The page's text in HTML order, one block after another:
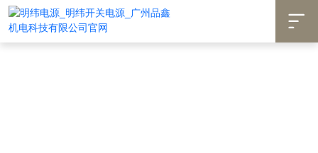
